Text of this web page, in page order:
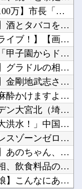
【予算100万】市長「特定外来生物クビアカは気持ち悪い虫だしそんな需要ないと思う」1匹30...
【恐怖】酒とタバコを愛する日常系女性YouTuber、ガチで体が終わる・・・他
【ラブライブ！】【画像】恥ずかしがるメイちゃんの破壊力ｗｗｗｗｗｗｗｗｗｗ他
謎の人「甲子園からドーム移転ｲﾔｯ！！7回制ｲﾔｯ！！」←じゃあどうすんねん他
【画像】グラドルの相澤仁美さん、実はお尻がどちゃシコすぎたｗｗｗｗｗｗ他
【炎上】金剛地武志さん、高市首相の熊本視察動画に「気○い沙汰だぞ」他
医者「麻酔かけますよー」 わい(全身麻酔に耐えて見せる！うおおおおおお！！！！)他
「ガーデン大宮北（埼玉）」「ニューアサヒ府中四谷店（東京）」が8月16日の営業をもって閉店...
中国「大洪水！」中国ダム「決壊」地元民「公式発表より死者多い！」中国政府「住民拘束！（安否...
【ゼンレスゾーンゼロ】ねんどろいど「セス・ ローウェル」【本日発売】他
【画像】あのちゃん、なんか別人になる?ｗｗｗｗｗｗｗｗｗｗ他
高市首相、飲食料品の消費税1％を閣議決定 ◯◯をチラつかせて財務省を黙らせる他
【ウマ娘】こんなにあった！？ ←「アヤベさんはトプロと “1” 差だぞ」他